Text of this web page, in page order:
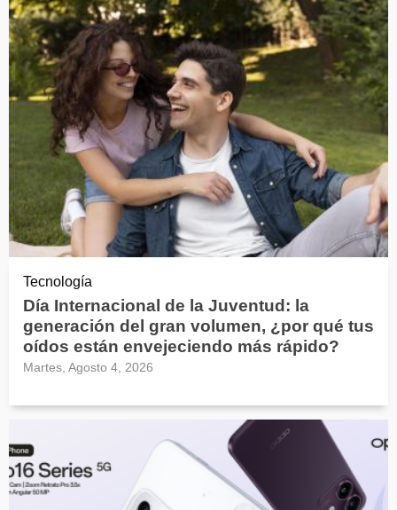
Tecnología
Día Internacional de la Juventud: la
generación del gran volumen, ¿por qué tus
oídos están envejeciendo más rápido?
Martes, Agosto 4, 2026